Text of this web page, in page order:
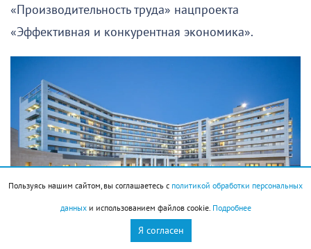
«Производительность труда» нацпроекта
«Эффективная и конкурентная экономика».
Пользуясь нашим сайтом, вы соглашаетесь с политикой обработки персональных
данныхи использованием файлов cookie. Подробнее
Я согласен